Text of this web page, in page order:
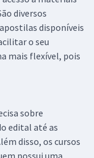
diversos
disponíveis
o seu
mais flexível, pois
sobre
edital até as
disso, os cursos
possui uma